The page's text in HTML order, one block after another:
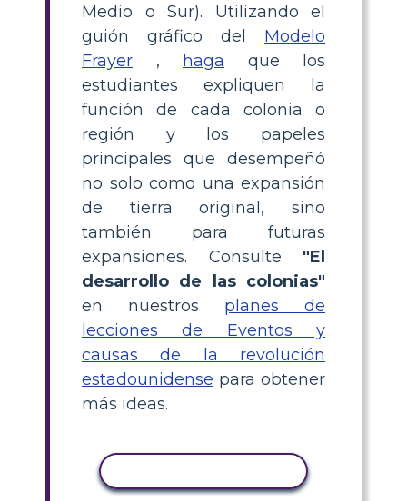
Medio o Sur). Utilizando el
guión gráfico del Modelo
Frayer , haga que los
estudiantes expliquen la
función de cada colonia o
región y los papeles
principales que desempeñó
no solo como una expansión
de tierra original, sino
también para futuras
expansiones. Consulte "El
desarrollo de las colonias"
en nuestros planes de
lecciones de Eventos y
causas de la revolución
estadounidense para obtener
más ideas.